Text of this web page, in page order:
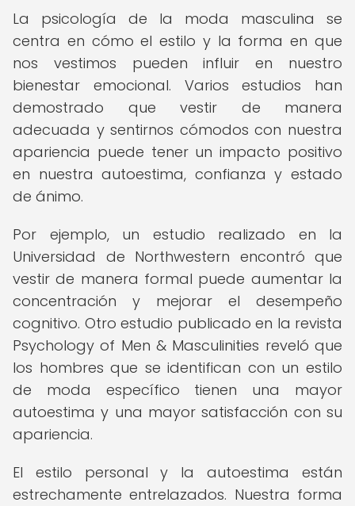
La psicología de la moda masculina se
centra en cómo el estilo y la forma en que
nos vestimos pueden influir en nuestro
bienestar emocional. Varios estudios han
demostrado que vestir de manera
adecuada y sentirnos cómodos con nuestra
apariencia puede tener un impacto positivo
en nuestra autoestima, confianza y estado
de ánimo.
Por ejemplo, un estudio realizado en la
Universidad de Northwestern encontró que
vestir de manera formal puede aumentar la
concentración y mejorar el desempeño
cognitivo. Otro estudio publicado en la revista
Psychology of Men & Masculinities reveló que
los hombres que se identifican con un estilo
de moda específico tienen una mayor
autoestima y una mayor satisfacción con su
apariencia.
El estilo personal y la autoestima están
estrechamente entrelazados. Nuestra forma